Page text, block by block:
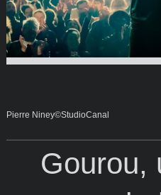
Pierre Niney©StudioCanal
Gourou,